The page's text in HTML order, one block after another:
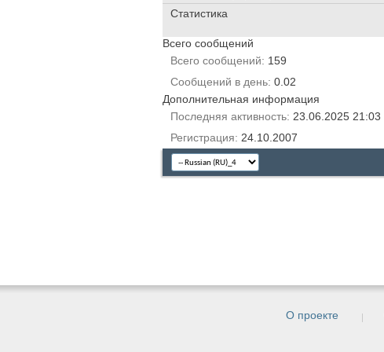
Статистика
Всего сообщений
Всего сообщений
159
Сообщений в день 0.02
Дополнительная информация
Последняя активность 23.06.2025 21:03
Регистрация
24.10.2007
О проекте